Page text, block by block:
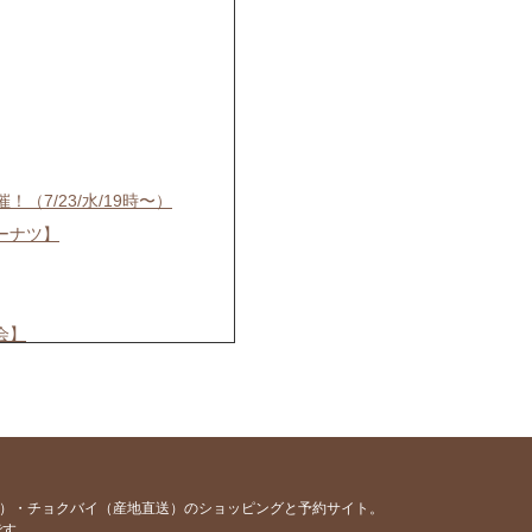
（7/23/水/19時〜）
ツ】
チョクバイ（産地直送）のショッピングと予約サイト。